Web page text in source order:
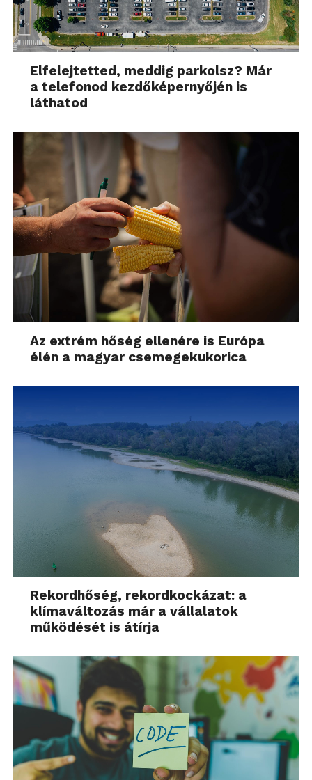
Elfelejtetted, meddig parkolsz? Már
a telefonod kezdőképernyőjén is
láthatod
Az extrém hőség ellenére is Európa
élén a magyar csemegekukorica
Rekordhőség, rekordkockázat: a
klímaváltozás már a vállalatok
működését is átírja